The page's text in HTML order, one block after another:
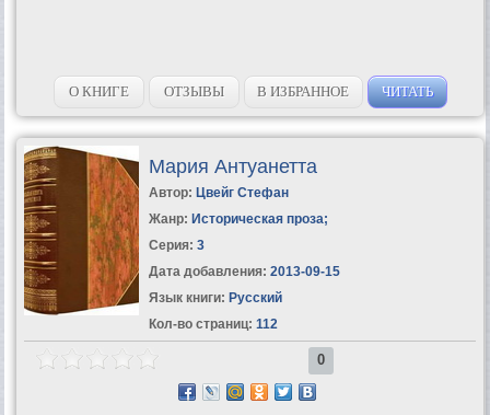
О КНИГЕ ОТЗЫВЫ В ИЗБРАННОЕ ЧИТАТЬ
Мария Антуанетта
Автор: Цвейг Стефан
Жанр: Историческая проза;
Серия: 3
Дата добавления: 2013-09-15
Язык книги: Русский
Кол-во страниц: 112
0